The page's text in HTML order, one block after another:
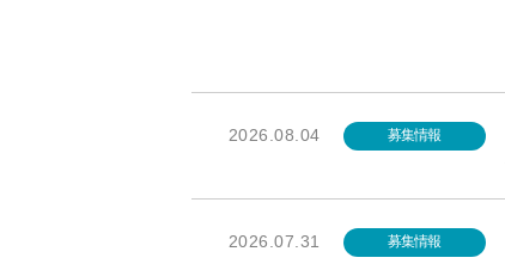
2026.08.04 募集情報
2026.07.31 募集情報